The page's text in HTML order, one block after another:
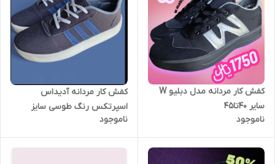
کفش کار مردانه مدل دبلیو W
سایر 40تا45
ناموجود
کفش کار مردانه آدیداس
اسپرتکس رنگ طوسی سایز
۴۰تا۴۵
ناموجود